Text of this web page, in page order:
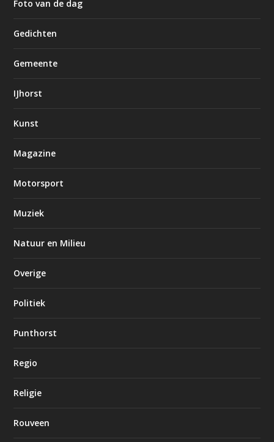
Foto van de dag
Gedichten
Gemeente
IJhorst
Kunst
Magazine
Motorsport
Muziek
Natuur en Milieu
Overige
Politiek
Punthorst
Regio
Religie
Rouveen